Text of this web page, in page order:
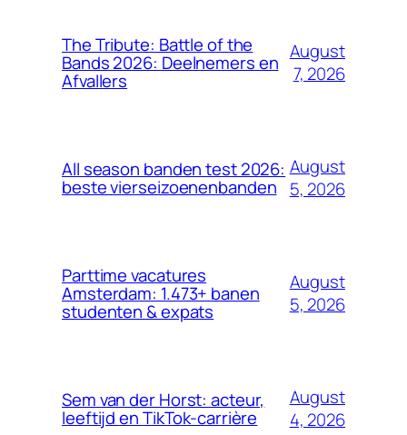
The Tribute: Battle of the
Bands 2026: Deelnemers en
Afvallers
August
7, 2026
All season banden test 2026:
beste vierseizoenenbanden
August
5, 2026
Parttime vacatures
Amsterdam: 1.473+ banen
studenten & expats
August
5, 2026
Sem van der Horst: acteur,
leeftijd en TikTok-carrière
August
4, 2026